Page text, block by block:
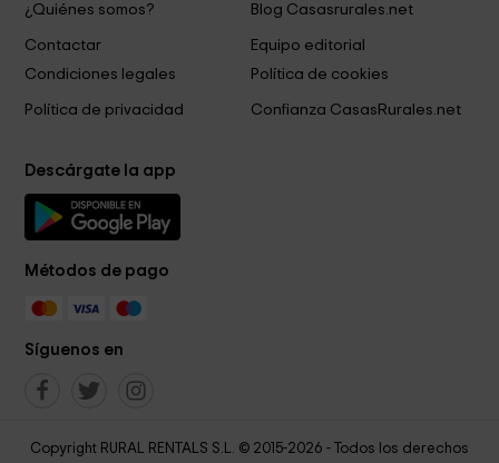
¿Quiénes somos?
Blog Casasrurales.net
Contactar
Equipo editorial
Condiciones legales
Política de cookies
Política de privacidad Confianza CasasRurales.net
Descárgate la app
Métodos de pago
Síguenos en
Copyright RURAL RENTALS S.L. © 2015-2026 - Todos los derechos